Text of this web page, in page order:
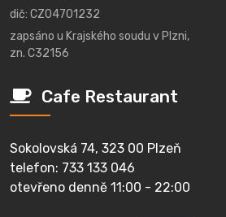
dič: CZ04701232
zapsáno u Krajského soudu v Plzni,
zn. C32156
Cafe Restaurant
Sokolovská 74, 323 00 Plzeň
telefon: 733 133 046
otevřeno denně 11:00 - 22:00